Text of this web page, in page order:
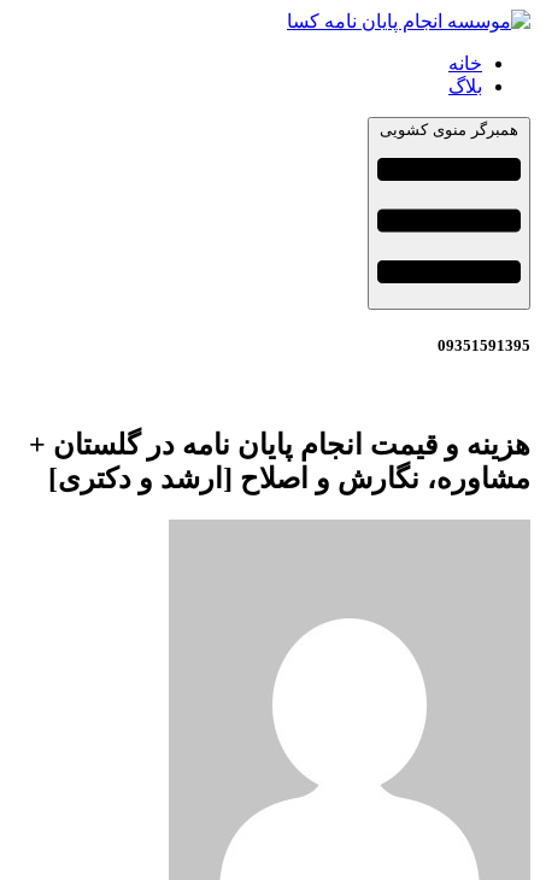
خانه
بلاگ
همبرگر منوی کشویی
09351591395
هزینه و قیمت انجام پایان نامه در گلستان +
مشاوره، نگارش و اصلاح [ارشد و دکتری]